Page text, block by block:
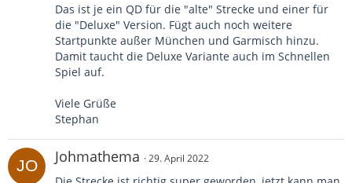
Dieses Paket rüstet ein QuickDrive für
die Strecke München-Garmisch
QuickDrivefähige Züge die Strecke
befahren können und optimiert das
QuickDrive für die Ur-Version
(München-Garmisch).
Das ist je ein QD für die "alte" Strecke und einer für
die "Deluxe" Version. Fügt auch noch weitere
Startpunkte außer München und Garmisch hinzu.
Damit taucht die Deluxe Variante auch im Schnellen
Spiel auf.
Viele Grüße
Stephan
Johmathema 29. April 2022